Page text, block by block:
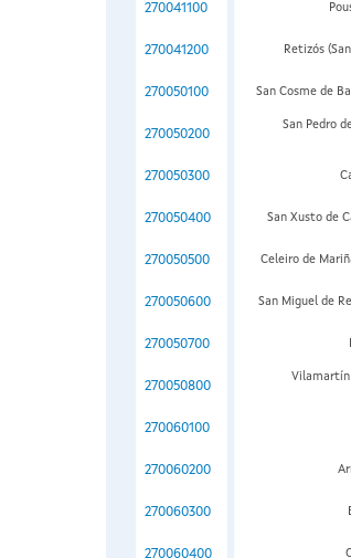
270041100
270041200 Retizós
270050100 San Cosme de
270050200
San Pedro
270050300
270050400 San Xusto de
270050500 Celeiro de
270050600 San Miguel de
270050700
270050800
Vilamartín
270060100
270060200
270060300
270060400